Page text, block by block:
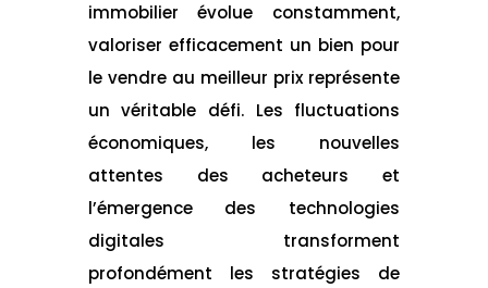
immobilier évolue constamment,
valoriser efficacement un bien pour
le vendre au meilleur prix représente
un véritable défi. Les fluctuations
économiques, les nouvelles
attentes des acheteurs et
l’émergence des technologies
digitales transforment
profondément les stratégies de